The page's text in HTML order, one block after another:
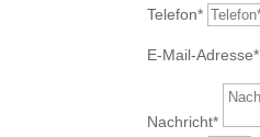
Telefon*
E-Mail-Adresse*
Nachricht*